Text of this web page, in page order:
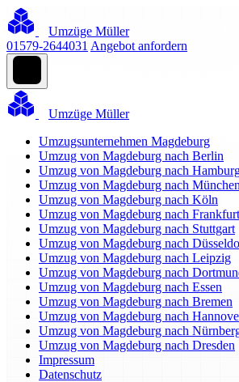
Umzüge Müller
01579-2644031 Angebot anfordern
Umzüge Müller
Umzugsunternehmen Magdeburg
Umzug von Magdeburg nach Berlin
Umzug von Magdeburg nach
Umzug von Magdeburg nach München
Umzug von Magdeburg nach Köln
Umzug von Magdeburg nach
Umzug von Magdeburg nach Stuttgart
Umzug von Magdeburg nach
Umzug von Magdeburg nach Leipzig
Umzug von Magdeburg nach
Umzug von Magdeburg nach Essen
Umzug von Magdeburg nach Bremen
Umzug von Magdeburg nach
Umzug von Magdeburg nach
Umzug von Magdeburg nach Dresden
Impressum
Datenschutz